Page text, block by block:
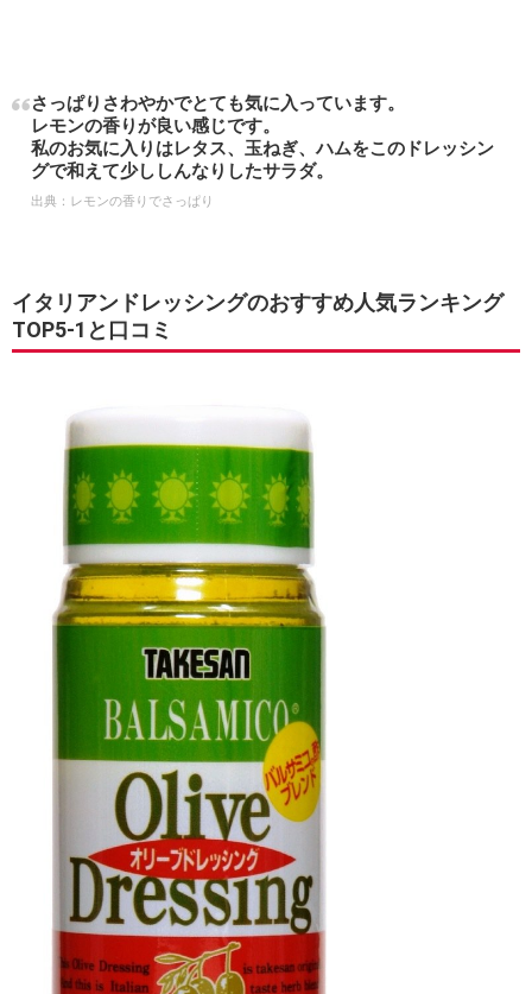
さっぱりさわやかでとても気に入っています。
レモンの香りが良い感じです。
私のお気に入りはレタス、玉ねぎ、ハムをこのドレッシン
グで和えて少ししんなりしたサラダ。
出典： レモンの香りでさっぱり
イタリアンドレッシングのおすすめ人気ランキング
TOP5-1と口コミ